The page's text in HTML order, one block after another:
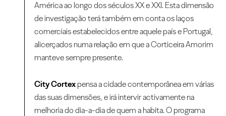
América ao longo dos séculos XX e XXI. Esta dimensão
de investigação terá também em conta os laços
comerciais estabelecidos entre aquele país e Portugal,
alicerçados numa relação em que a Corticeira Amorim
manteve sempre presente.
City Cortex pensa a cidade contemporânea em várias
das suas dimensões, e irá intervir activamente na
melhoria do dia-a-dia de quem a habita. O programa